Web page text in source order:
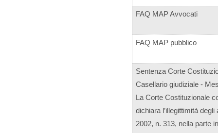
FAQ MAP Avvocati
FAQ MAP pubblico
Sentenza Corte
Casellario giudiziale -
La Corte Costituzionale
dichiara l’illegittimità
2002, n. 313, nella parte